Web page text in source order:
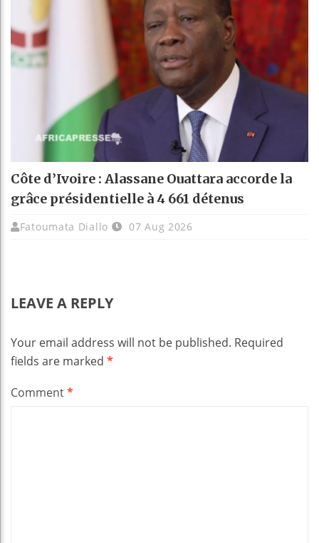
Côte d’Ivoire : Alassane Ouattara accorde la
grâce présidentielle à 4 661 détenus
Fatoumata Diallo 07 Aug 2026
LEAVE A REPLY
Your email address will not be published. Required
fields are marked *
Comment*